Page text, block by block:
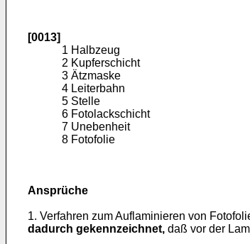
[0013]
1 Halbzeug
2 Kupferschicht
3 Ätzmaske
4 Leiterbahn
5 Stelle
6 Fotolackschicht
7 Unebenheit
8 Fotofolie
Ansprüche
1. Verfahren zum Auflaminieren von
dadurch gekennzeichnet, daß vor der